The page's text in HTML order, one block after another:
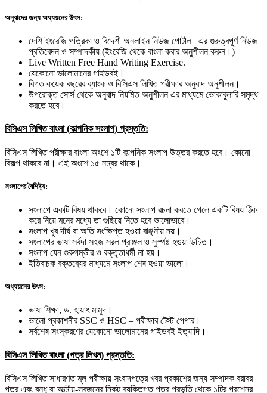
অনুবাদের জন্য অধ্যয়নের উৎস:
দেশি ইংরেজি পত্রিকা ও বিদেশী অনলাইন নিউজ পোর্টাল– এর গুরুত্বপূর্ণ নিউজ
প্রতিবেদন ও সম্পাদকীয় (ইংরেজি থেকে বাংলা করার অনুশীলন করুন।)
Live Written Free Hand Writing Exercise.
যেকোনো ভালোমানের গাইডবই।
বিগত কয়েক বছরের ব্যাংক ও বিসিএস লিখিত পরীক্ষার অনুবাদ অনুশীলন।
উপরোক্ত সোর্স থেকে অনুবাদ নিয়মিত অনুশীলন এর মাধ্যমে ভোকাবুলারি সমৃদ্ধ
করতে হবে।
বিসিএস লিখিত বাংলা (কাল্পনিক সংলাপ) প্রস্ততি:
বিসিএস লিখিত পরীক্ষার বাংলা অংশে ১টি কাল্পনিক সংলাপ উত্তর করতে হবে। কোনো
বিকল্প থাকবে না। এই অংশে ১৫ নম্বর থাকে।
সংলাপের বৈশিষ্ট্য:
সংলাপে একটি বিষয় থাকবে। কোনো সংলাপ রচনা করতে গেলে একটি বিষয় ঠিক
করে নিয়ে মনের মধ্যে তা গুছিয়ে নিতে হবে ভালোভাবে।
সংলাপ খুব দীর্ঘ বা অতি সংক্ষিপ্ত হওয়া বাঞ্ছনীয় নয়।
সংলাপের ভাষা সর্বদা সহজ সরল প্রাঞ্জল ও সুস্পষ্ট হওয়া উচিত।
সংলাপ যেন গুরুগম্ভীর ও বক্তৃতাধর্মী না হয়।
ইতিবাচক বক্তব্যের মাধ্যমে সংলাপ শেষ হওয়া ভালো।
অধ্যয়নের উৎস:
ভাষা শিক্ষা, ড. হায়াৎ মামুদ।
ভালো প্রকাশনীর SSC ও HSC – পরীক্ষার টেস্ট পেপার।
সর্বশেষ সংস্করণের যেকোনো ভালোমানের গাইডবই ইত্যাদি।
বিসিএস লিখিত বাংলা (পত্র লিখন) প্রস্ততি:
বিসিএস লিখিত সাধারণত মূল পরীক্ষায় সংবাদপত্রে খবর প্রকাশের জন্য সম্পাদক বরাবর
পত্র এবং বন্ধু বা আত্মীয়-স্বজনের নিকট ব্যক্তিগত পত্র প্রভৃতি থেকে ১টির প্রশ্নের